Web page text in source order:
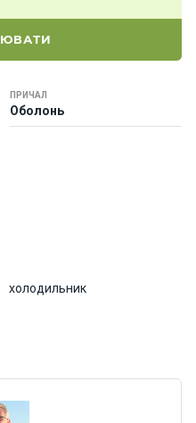
ПРИЧАЛ
Оболонь
холодильник